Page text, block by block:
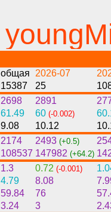
общая 2026-07
15387 25
2698 2891
61.49 60 (-0.002)
9.08 10.12
2174 2493 (+0.5)
108537 147982 (+64.2)
1.3 0.72 (-0.001)
4.79 8.08
59.84 76
3.24 3